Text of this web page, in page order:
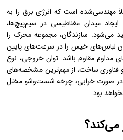
مهندسی‌شده است که انرژی برق را به
میدان مغناطیسی در سیم‌پیچ‌ها،
می‌شود. سازندگان، مجموعه محرک را
لباس‌های خیس را در سرعت‌های پایین
مداوم مقاوم باشد. توان خروجی، نوع
فناوری ساخت، از مهم‌ترین مشخصه‌های
صورت خرابی، چرخه شست‌وشو مختل
بود.
می‌کند؟